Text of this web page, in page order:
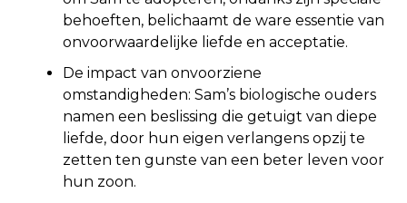
behoeften, belichaamt de ware essentie van
onvoorwaardelijke liefde en acceptatie.
De impact van onvoorziene
omstandigheden: Sam’s biologische ouders
namen een beslissing die getuigt van diepe
liefde, door hun eigen verlangens opzij te
zetten ten gunste van een beter leven voor
hun zoon.